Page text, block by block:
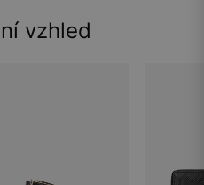
vzhled